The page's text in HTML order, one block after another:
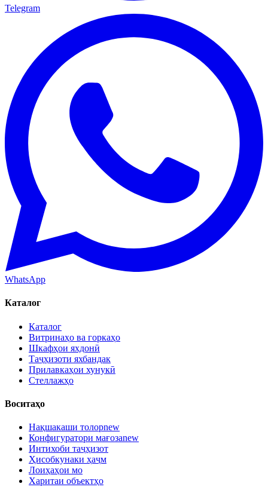
Telegram
WhatsApp
Каталог
Каталог
Витринаҳо ва горкаҳо
Шкафҳои яхдонӣ
Таҷҳизоти яхбандак
Прилавкаҳои хунукӣ
Стеллажҳо
Воситаҳо
Нақшакаши толорnew
Конфигуратори мағозаnew
Интихоби таҷҳизот
Ҳисобкунаки ҳаҷм
Лоиҳаҳои мо
Харитаи объектҳо